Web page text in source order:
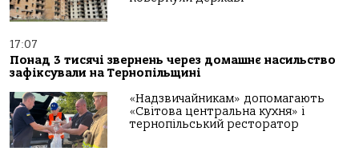
17:07
Понад 3 тисячі звернень через домашнє насильство
зафіксували на Тернопільщині
«Надзвичайникам» допомагають
«Світова центральна кухня» і
тернопільський ресторатор